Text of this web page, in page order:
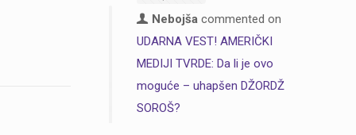
Nebojšacommented on
UDARNA VEST! AMERIČKI
MEDIJI TVRDE: Da li je ovo
moguće – uhapšen DŽORDŽ
SOROŠ?